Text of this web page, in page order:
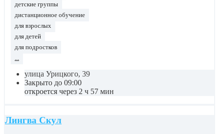
детские группы
дистанционное обучение
для взрослых
для детей
для подростков
улица Урицкого, 39
Закрыто до 09:00
откроется через 2 ч 57 мин
Лингва Скул